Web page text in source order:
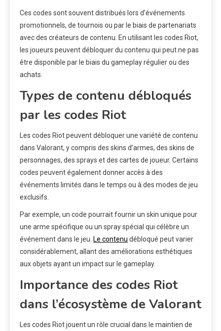
Ces codes sont souvent distribués lors d’événements
promotionnels, de tournois ou par le biais de partenariats
avec des créateurs de contenu. En utilisant les codes Riot,
les joueurs peuvent débloquer du contenu qui peut ne pas
être disponible par le biais du gameplay régulier ou des
achats.
Types de contenu débloqués
par les codes Riot
Les codes Riot peuvent débloquer une variété de contenu
dans Valorant, y compris des skins d’armes, des skins de
personnages, des sprays et des cartes de joueur. Certains
codes peuvent également donner accès à des
événements limités dans le temps ou à des modes de jeu
exclusifs.
Par exemple, un code pourrait fournir un skin unique pour
une arme spécifique ou un spray spécial qui célèbre un
événement dans le jeu. Le contenu débloqué peut varier
considérablement, allant des améliorations esthétiques
aux objets ayant un impact sur le gameplay.
Importance des codes Riot
dans l’écosystème de Valorant
Les codes Riot jouent un rôle crucial dans le maintien de